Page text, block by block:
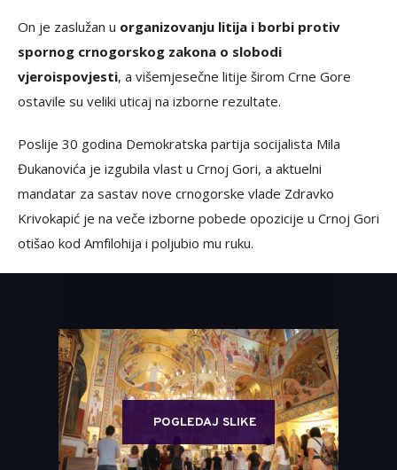
On je zaslužan u organizovanju litija i borbi protiv
spornog crnogorskog zakona o slobodi
vjeroispovjesti, a višemjesečne litije širom Crne Gore
ostavile su veliki uticaj na izborne rezultate.
Poslije 30 godina Demokratska partija socijalista Mila
Đukanovića je izgubila vlast u Crnoj Gori, a aktuelni
mandatar za sastav nove crnogorske vlade Zdravko
Krivokapić je na veče izborne pobede opozicije u Crnoj Gori
otišao kod Amfilohija i poljubio mu ruku.
POGLEDAJ SLIKE